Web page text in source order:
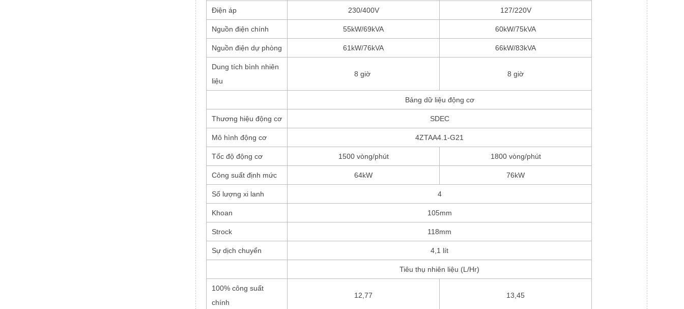
Điện áp 230/400V 127/220V
Nguồn điện chính 55kW/69kVA 60kW/75kVA
Nguồn điện dự phòng 61kW/76kVA 66kW/83kVA
Dung tích bình nhiên
liệu
8 giờ 8 giờ
Bảng dữ liệu động cơ
Thương hiệu động cơ SDEC
Mô hình động cơ 4ZTAA4.1-G21
Tốc độ động cơ 1500 vòng/phút 1800 vòng/phút
Công suất định mức 64kW 76kW
Số lượng xi lanh 4
Khoan 105mm
Strock 118mm
Sự dịch chuyển 4,1 lít
Tiêu thụ nhiên liệu (L/Hr)
100% công suất
chính
12,77 13,45